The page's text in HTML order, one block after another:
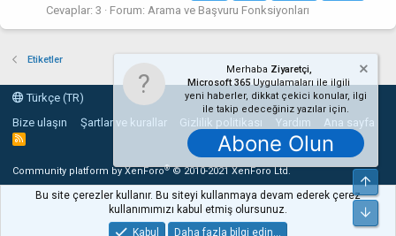
Cevaplar: 3 Forum: Arama ve Başvuru Fonksiyonları
Etiketler
Türkçe (TR)
Bize ulaşın
Şartlar ve kurallar Gizlilik politikası Yardım Ana sayfa
R
Community platform by XenForo® © 2010-2021 XenForo Ltd.
Merhaba Ziyaretçi,
Microsoft 365Uygulamaları ile ilgili
yeni haberler, dikkat çekici konular, ilgi
ile takip edeceğiniz yazılar için.
Abone Olun
Bu site çerezler kullanır. Bu siteyi kullanmaya devam ederek çerez
kullanımımızı kabul etmiş olursunuz.
Kabul
Daha fazla bilgi edin…
Üst
Alt